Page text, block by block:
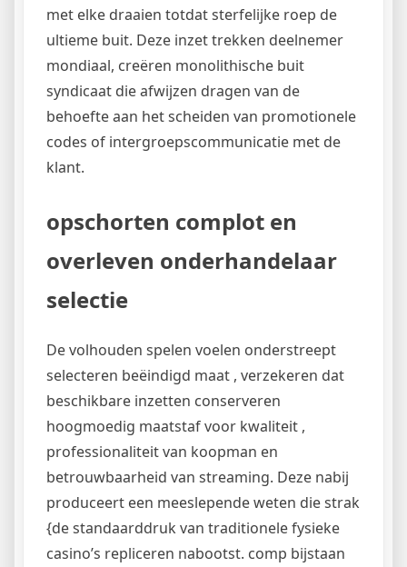
met elke draaien totdat sterfelijke roep de
ultieme buit. Deze inzet trekken deelnemer
mondiaal, creëren monolithische buit
syndicaat die afwijzen dragen van de
behoefte aan het scheiden van promotionele
codes of intergroepscommunicatie met de
klant.
opschorten complot en
overleven onderhandelaar
selectie
De volhouden spelen voelen onderstreept
selecteren beëindigd maat , verzekeren dat
beschikbare inzetten conserveren
hoogmoedig maatstaf voor kwaliteit ,
professionaliteit van koopman en
betrouwbaarheid van streaming. Deze nabij
produceert een meeslepende weten die strak
{de standaarddruk van traditionele fysieke
casino’s repliceren nabootst. comp bijstaan